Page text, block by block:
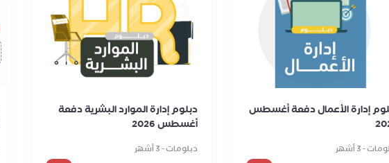
إدارة الأعمال دفعة أغسطس
- 3 أشهر
دبلوم إدارة الموارد البشرية دفعة
أغسطس 2026
دبلومات - 3 أشهر